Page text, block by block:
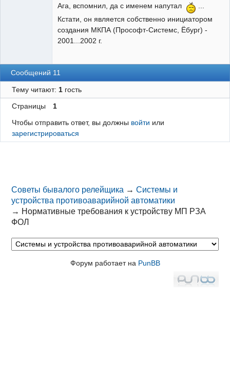
Ага, вспомнил, да с именем напутал
...
Кстати, он является собственно инициатором
создания МКПА (Прософт-Системс, Ёбург) -
2001...2002 г.
Сообщений 11
Тему читают: 1гость
Страницы
1
Чтобы отправить ответ, вы должны войти или
зарегистрироваться
Советы бывалого релейщика →Системы и
устройства противоаварийной автоматики
→ Нормативные требования к устройству МП РЗА
ФОЛ
Форум работает на PunBB